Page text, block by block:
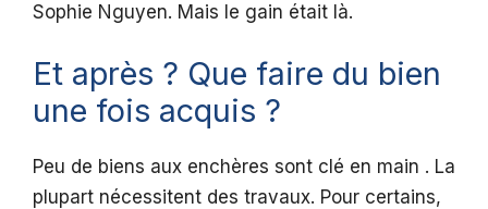
Sophie Nguyen. Mais le gain était là.
Et après ? Que faire du bien
une fois acquis ?
Peu de biens aux enchères sont clé en main . La
plupart nécessitent des travaux. Pour certains,